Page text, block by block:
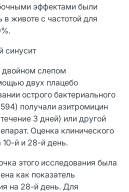
эффектами были
животе с частотой для
синусит
слепом
двух плацебо
острого бактериального
получали азитромицин
3 дней) или другой
Оценка клинического
10-й и 28-й день.
этого исследования была
как показатель
на 28-й день. Для